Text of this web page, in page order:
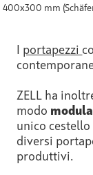
400x300 mm
portapezzi
ZELL ha
modo
unico cestello
diversi
produttivi.